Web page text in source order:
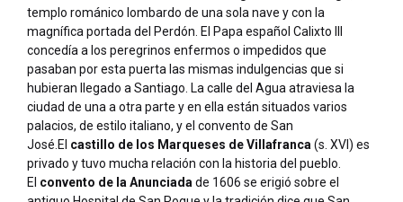
templo románico lombardo de una sola nave y con la
magnífica portada del Perdón. El Papa español Calixto III
concedía a los peregrinos enfermos o impedidos que
pasaban por esta puerta las mismas indulgencias que si
hubieran llegado a Santiago. La calle del Agua atraviesa la
ciudad de una a otra parte y en ella están situados varios
palacios, de estilo italiano, y el convento de San
José.El castillo de los Marqueses de Villafranca(s. XVI) es
privado y tuvo mucha relación con la historia del pueblo.
El convento de la Anunciadade 1606 se erigió sobre el